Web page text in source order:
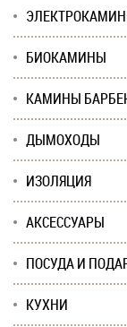
БИОКАМИНЫ
КАМИНЫ
ДЫМОХОДЫ
ИЗОЛЯЦИЯ
АКСЕССУАРЫ
ПОСУДА И
КУХНИ